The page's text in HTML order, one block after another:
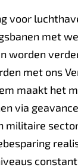
voor
met
worden
met ons
maakt het
via
constant